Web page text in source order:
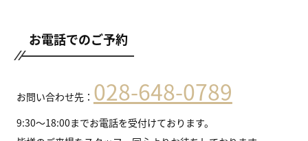
お電話でのご予約
お問い合わせ先： 028-648-0789
9:30～18:00までお電話を受付けております。